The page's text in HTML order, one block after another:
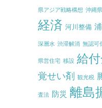
県アジア戦略構想 沖縄
経済 河川整備
深層水 渋滞解消 無認可
県営住宅 移設 給
覚せい剤 観光税
査法 防災 離島